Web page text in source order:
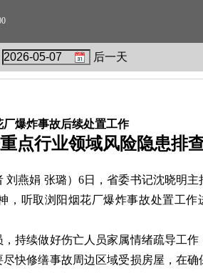
后一天
爆炸事故后续处置工作
点行业领域风险隐患排
燕娟 张璐）6日，省委书记沈晓明主
，听取浏阳烟花厂爆炸事故处置工作
续做好伤亡人员家属情绪疏导工作
快修缮事故周边区域受损房屋，在确